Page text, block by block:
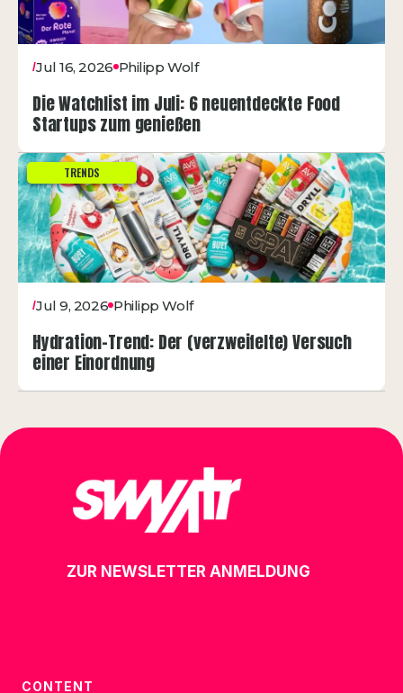
/Jul 16, 2026 Philipp Wolf
Die Watchlist im Juli: 6 neuentdeckte Food
Startups zum genießen
TRENDS
/Jul 9, 2026 Philipp Wolf
Hydration-Trend: Der (verzweifelte) Versuch
einer Einordnung
ZUR NEWSLETTER ANMELDUNG
CONTENT